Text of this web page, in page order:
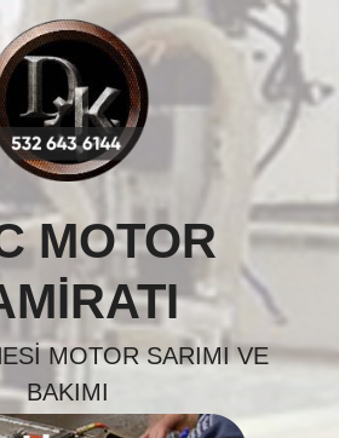
MOTOR
MOTOR SARIMI VE
BAKIMI